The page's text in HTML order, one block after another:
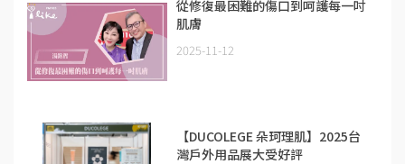
從修復最困難的傷口到呵護每一吋
肌膚
2025-11-12
【DUCOLEGE 朵珂理肌】2025台
灣戶外用品展大受好評